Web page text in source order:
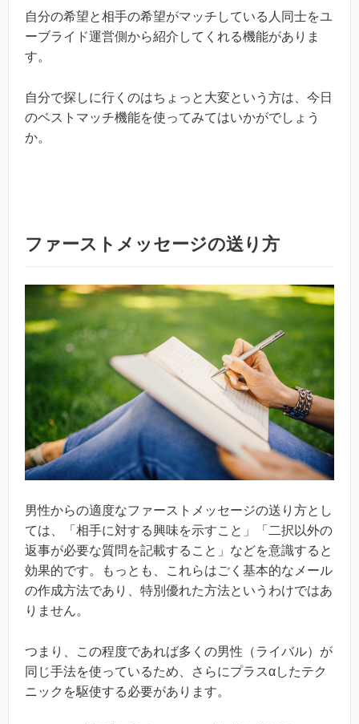
自分の希望と相手の希望がマッチしている人同士をユ
ーブライド運営側から紹介してくれる機能がありま
す。
自分で探しに行くのはちょっと大変という方は、今日
のベストマッチ機能を使ってみてはいかがでしょう
か。
ファーストメッセージの送り方
男性からの適度なファーストメッセージの送り方とし
ては、「相手に対する興味を示すこと」「二択以外の
返事が必要な質問を記載すること」などを意識すると
効果的です。もっとも、これらはごく基本的なメール
の作成方法であり、特別優れた方法というわけではあ
りません。
つまり、この程度であれば多くの男性（ライバル）が
同じ手法を使っているため、さらにプラスαしたテク
ニックを駆使する必要があります。